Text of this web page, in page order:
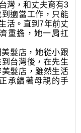
灣，和丈夫育有3
適當工作，只能
活。直到7年前丈
重擔，她一肩扛
髮店，她從小跟
台灣後，在先生
髮店，雖然生活
承續著母親的手